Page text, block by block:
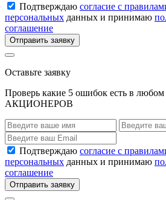
Подтверждаю согласие с
персональных данных и принимаю
соглашение
Отправить заявку
Оставьте заявку
Проверь какие 5 ошибок есть в любом
АКЦИОНЕРОВ
Подтверждаю согласие с
персональных данных и принимаю
соглашение
Отправить заявку